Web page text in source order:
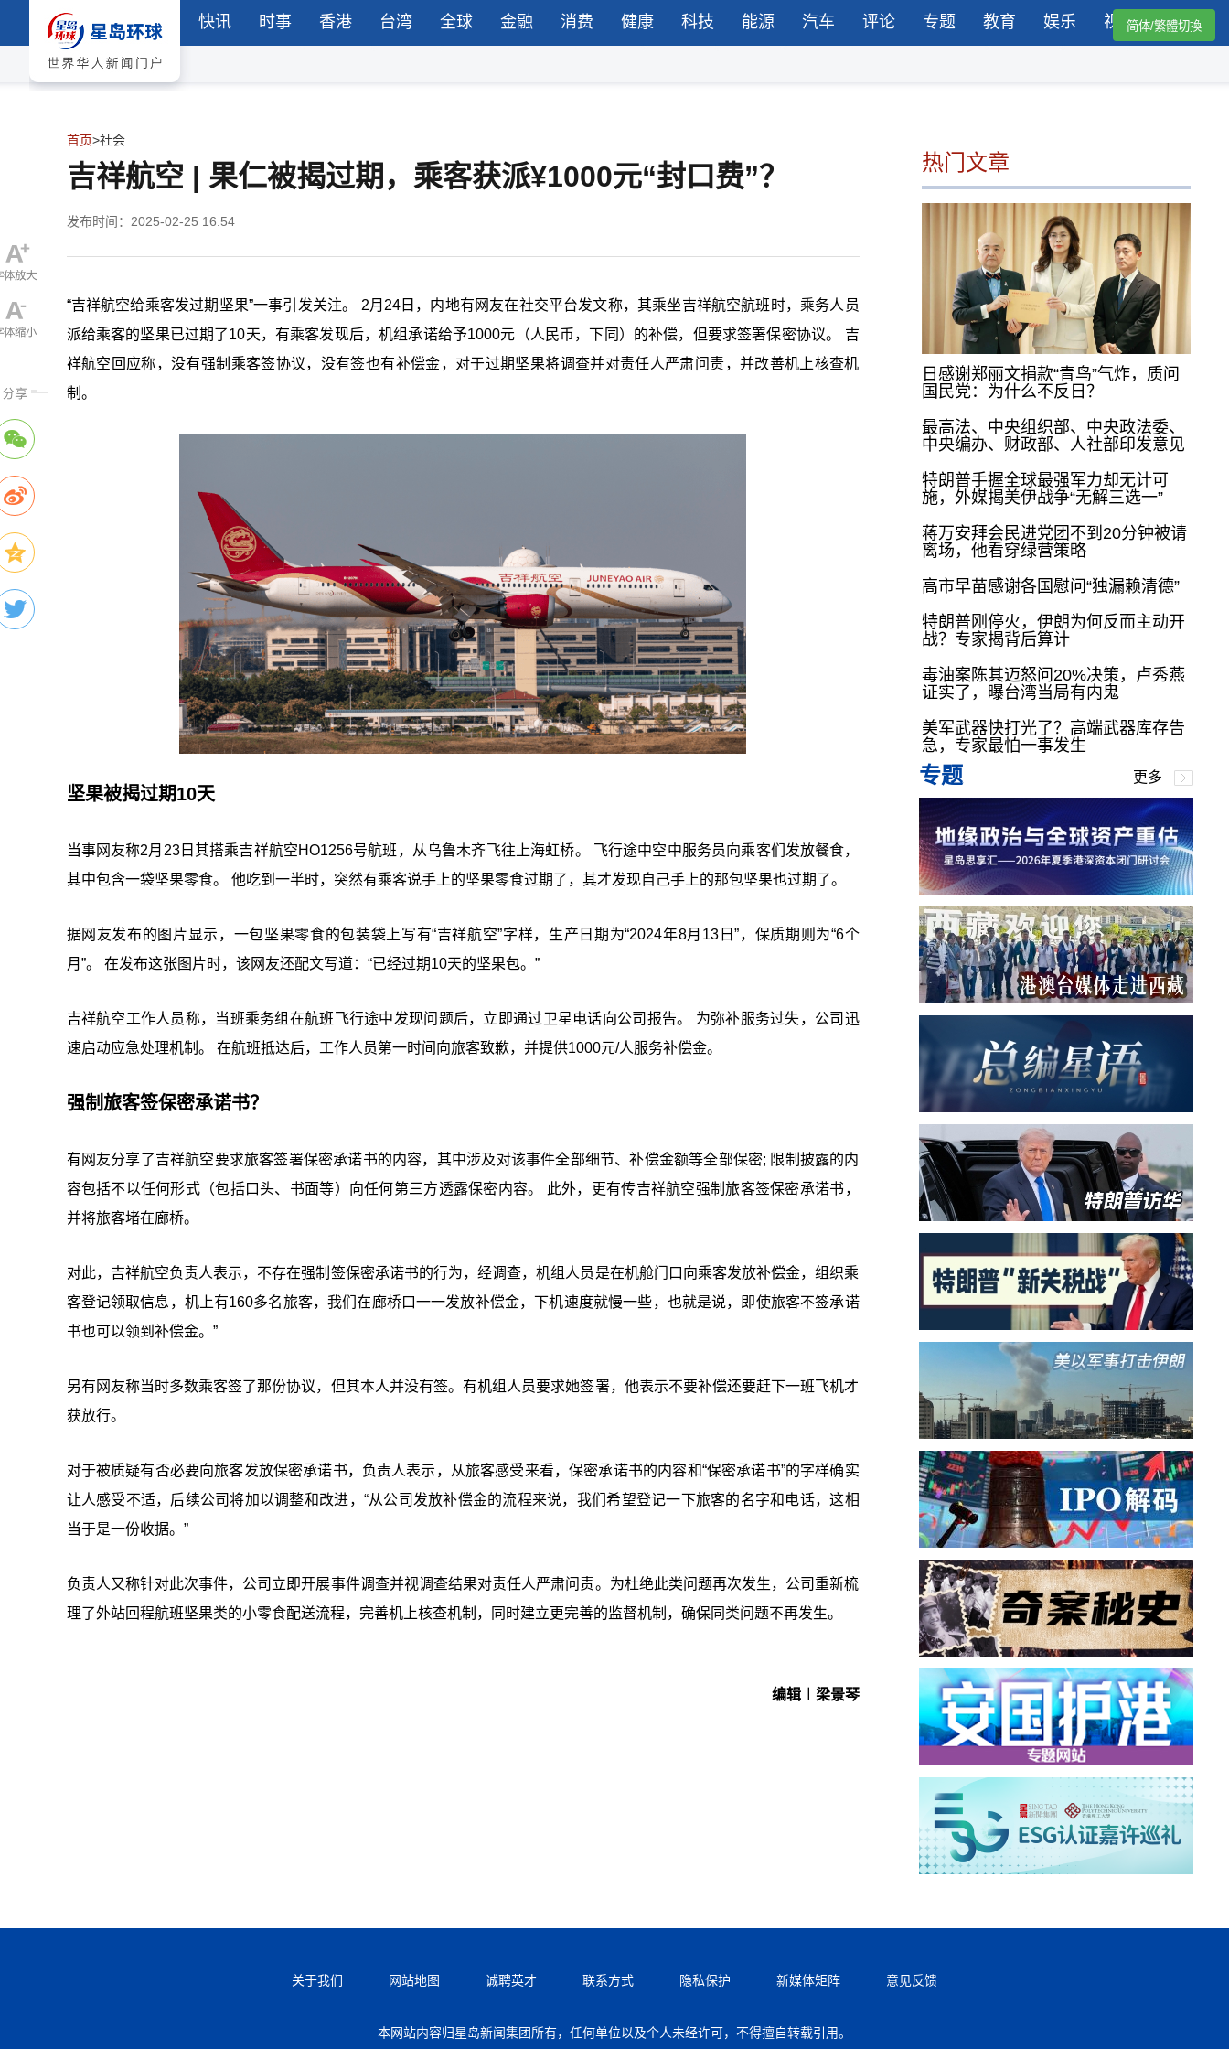
快讯 时事 香港 台湾 全球 金融 消费 健康 科技 能源 汽车 评论 专题 教育 娱乐 视频简体/繁體切換
首页>社会
吉祥航空 | 果仁被揭过期，乘客获派¥1000元“封口费”？
发布时间：2025-02-25 16:54
“吉祥航空给乘客发过期坚果”一事引发关注。 2月24日，内地有网友在社交平台发文称，其乘坐吉祥航空航班时，乘务人员
派给乘客的坚果已过期了10天，有乘客发现后，机组承诺给予1000元（人民币，下同）的补偿，但要求签署保密协议。 吉
祥航空回应称，没有强制乘客签协议，没有签也有补偿金，对于过期坚果将调查并对责任人严肃问责，并改善机上核查机
制。
坚果被揭过期10天
当事网友称2月23日其搭乘吉祥航空HO1256号航班，从乌鲁木齐飞往上海虹桥。 飞行途中空中服务员向乘客们发放餐食，
其中包含一袋坚果零食。 他吃到一半时，突然有乘客说手上的坚果零食过期了，其才发现自己手上的那包坚果也过期了。
据网友发布的图片显示，一包坚果零食的包装袋上写有“吉祥航空”字样，生产日期为“2024年8月13日”，保质期则为“6个
月”。 在发布这张图片时，该网友还配文写道：“已经过期10天的坚果包。”
吉祥航空工作人员称，当班乘务组在航班飞行途中发现问题后，立即通过卫星电话向公司报告。 为弥补服务过失，公司迅
速启动应急处理机制。 在航班抵达后，工作人员第一时间向旅客致歉，并提供1000元/人服务补偿金。
强制旅客签保密承诺书？
有网友分享了吉祥航空要求旅客签署保密承诺书的内容，其中涉及对该事件全部细节、补偿金额等全部保密; 限制披露的内
容包括不以任何形式（包括口头、书面等）向任何第三方透露保密内容。 此外，更有传吉祥航空强制旅客签保密承诺书，
并将旅客堵在廊桥。
对此，吉祥航空负责人表示，不存在强制签保密承诺书的行为，经调查，机组人员是在机舱门口向乘客发放补偿金，组织乘
客登记领取信息，机上有160多名旅客，我们在廊桥口一一发放补偿金，下机速度就慢一些，也就是说，即使旅客不签承诺
书也可以领到补偿金。”
另有网友称当时多数乘客签了那份协议，但其本人并没有签。有机组人员要求她签署，他表示不要补偿还要赶下一班飞机才
获放行。
对于被质疑有否必要向旅客发放保密承诺书，负责人表示，从旅客感受来看，保密承诺书的内容和“保密承诺书”的字样确实
让人感受不适，后续公司将加以调整和改进，“从公司发放补偿金的流程来说，我们希望登记一下旅客的名字和电话，这相
当于是一份收据。”
负责人又称针对此次事件，公司立即开展事件调查并视调查结果对责任人严肃问责。为杜绝此类问题再次发生，公司重新梳
理了外站回程航班坚果类的小零食配送流程，完善机上核查机制，同时建立更完善的监督机制，确保同类问题不再发生。
编辑︱梁景琴
热门文章
日感谢郑丽文捐款“青鸟”气炸，质问
国民党：为什么不反日？
最高法、中央组织部、中央政法委、
中央编办、财政部、人社部印发意见
特朗普手握全球最强军力却无计可
施，外媒揭美伊战争“无解三选一”
蒋万安拜会民进党团不到20分钟被请
离场，他看穿绿营策略
高市早苗感谢各国慰问“独漏赖清德”
特朗普刚停火，伊朗为何反而主动开
战？专家揭背后算计
毒油案陈其迈怒问20%决策，卢秀燕
证实了，曝台湾当局有内鬼
美军武器快打光了？高端武器库存告
急，专家最怕一事发生
专题 更多
关于我们 网站地图 诚聘英才 联系方式 隐私保护 新媒体矩阵 意见反馈
本网站内容归星岛新闻集团所有，任何单位以及个人未经许可，不得擅自转载引用。